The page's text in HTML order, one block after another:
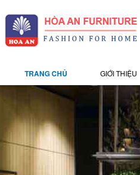
TRANG CHỦ GIỚI THIỆU